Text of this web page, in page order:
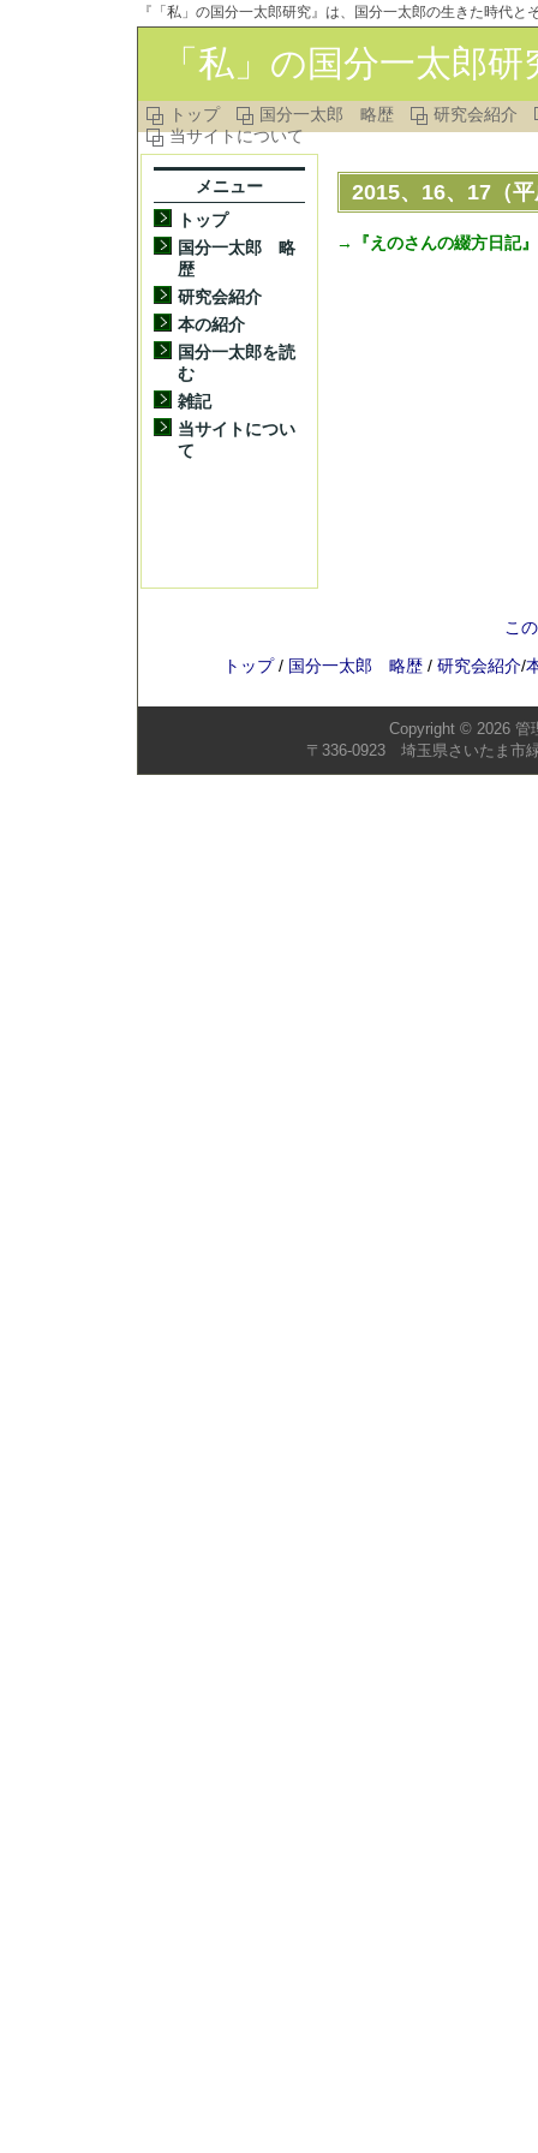
『「私」の国分一太郎研究』は、国分一太郎の生きた時代
「私」の国分一太郎研
トップ 国分一太郎 略歴
研究会紹介
当サイトについて
2015、16、17（
→『えのさんの綴方日記』
メニュー
トップ
国分一太郎 略
歴
研究会紹介
本の紹介
国分一太郎を読
む
雑記
当サイトについ
て
こ
トップ/ 国分一太郎 略歴 / 研究会紹介/
Copyright © 2026 管
〒336-0923 埼玉県さいたま市